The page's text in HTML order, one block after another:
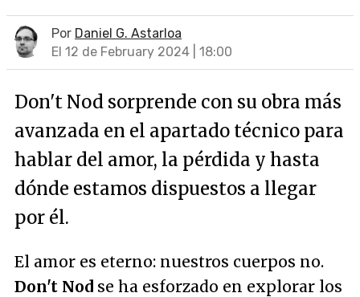
Por Daniel G. Astarloa
El 12 de February 2024 | 18:00
Don't Nod sorprende con su obra más
avanzada en el apartado técnico para
hablar del amor, la pérdida y hasta
dónde estamos dispuestos a llegar
por él.
El amor es eterno: nuestros cuerpos no.
Don't Nod se ha esforzado en explorar los